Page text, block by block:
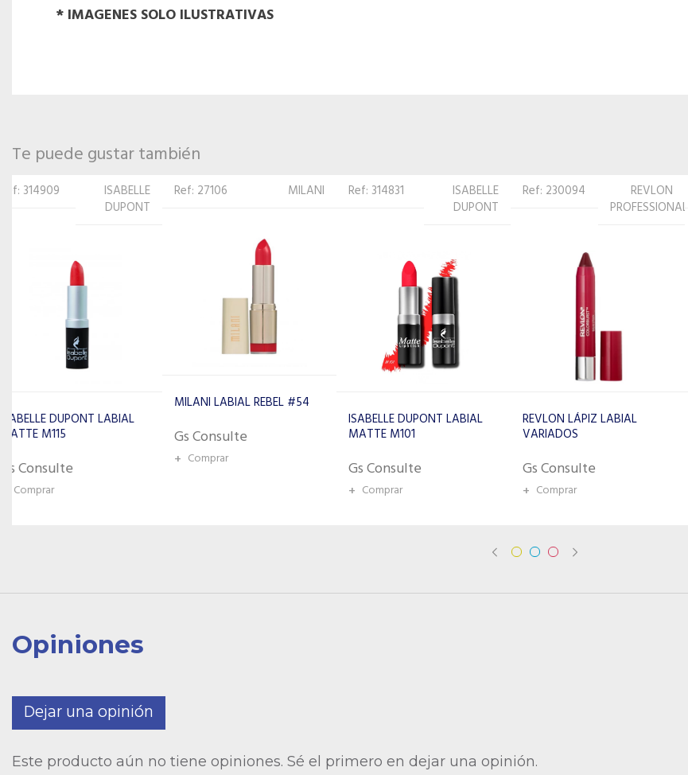
* IMAGENES SOLO ILUSTRATIVAS
Te puede gustar también
Ref: 27106 MILANI
Gs Consulte
+ Comprar
Ref: 314831
ISABELLE
MATTE M101
Gs Consulte
Ref: 230094
REVLON
PROFESSIONAL
REVLON LÁPIZ LABIAL
VARIADOS
Gs Consulte
+ Comprar
Ref: 377508
ISABELLE
DUPONT
ISABELLE DUPONT LIP
CREAM VELVET MATTE 622
Gs Consulte
+ Comprar
Opiniones
Dejar una opinión
Este producto aún no tiene opiniones. Sé el primero en dejar una opinión.